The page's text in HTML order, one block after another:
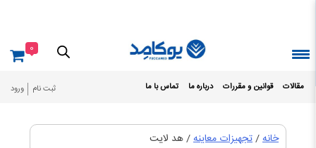
مقالات قوانین و مقررات درباره ما تماس با ما ثبت نام ورود
0
خانه/تجهیزات معاینه/ هد لایت